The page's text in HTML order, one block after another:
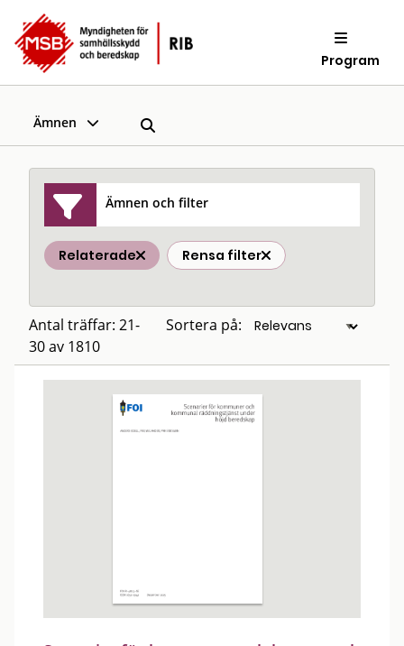
Program
Ämnen
Ämnen och filter
Relaterade Rensa filter
Antal träffar: 21-
30 av 1810
Sortera på: